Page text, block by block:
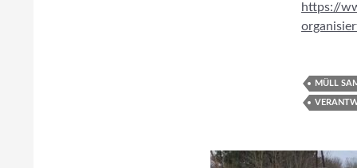
https://
MÜLL